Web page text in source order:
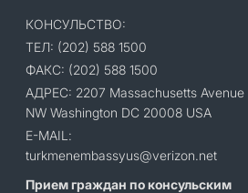
КОНСУЛЬСТВО:
ТЕЛ: (202) 588 1500
ФАКС: (202) 588 1500
АДРЕС: 2207 Massachusetts Avenue
NW Washington DC 20008 USA
E-MAIL:
turkmenembassyus@verizon.net
Прием граждан по консульским